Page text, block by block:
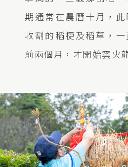
期通常在農曆十月，
收割的稻梗及稻草，
前兩個月，才開始雲火